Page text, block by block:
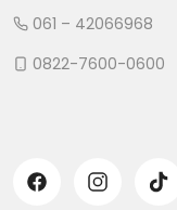
061 – 42066968
0822-7600-0600